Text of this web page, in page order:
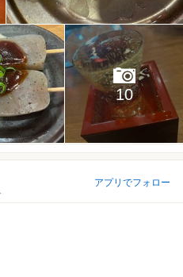
10
アプリでフォロー